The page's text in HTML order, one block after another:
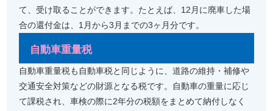
て、受け取ることができます。たとえば、12月に廃車した場
合の還付金は、1月から3月までの3ヶ月分です。
自動車重量税
自動車重量税も自動車税と同じように、道路の維持・補修や
交通安全対策などの財源となる税です。自動車の重量に応じ
て課税され、車検の際に2年分の税額をまとめて納付しなく